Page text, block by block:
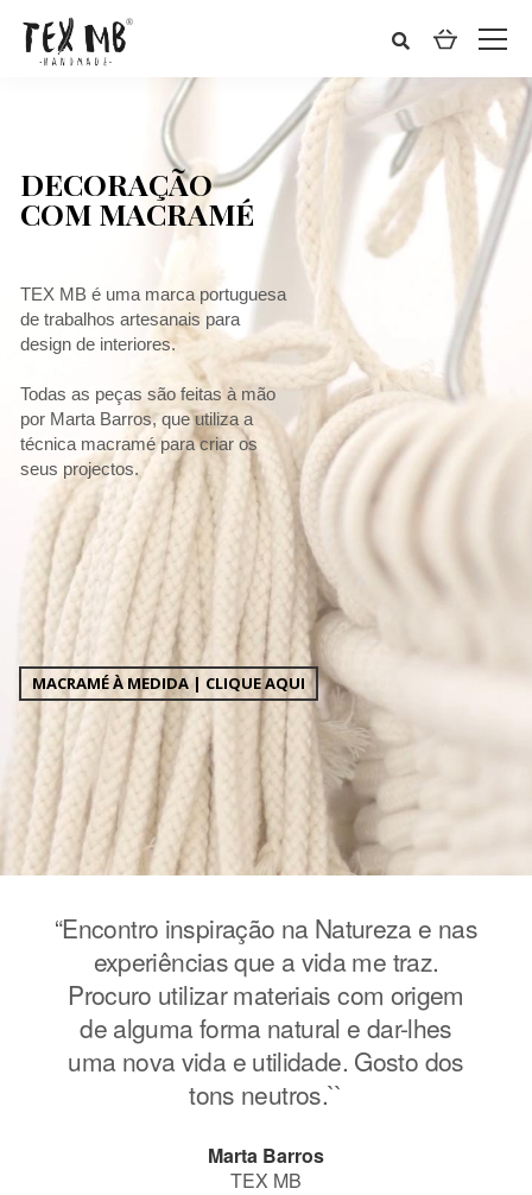
DECORAÇÃO
COM MACRAMÉ
TEX MB é uma marca portuguesa
de trabalhos artesanais para
design de interiores.
Todas as peças são feitas à mão
por Marta Barros, que utiliza a
técnica macramé para criar os
seus projectos.
MACRAMÉ À MEDIDA | CLIQUE AQUI
“Encontro inspiração na Natureza e nas
experiências que a vida me traz.
Procuro utilizar materiais com origem
de alguma forma natural e dar-lhes
uma nova vida e utilidade. Gosto dos
tons neutros.``
Marta Barros
TEX MB